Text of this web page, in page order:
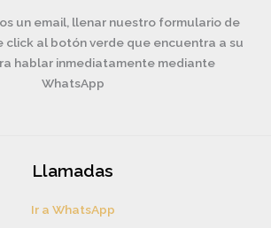
un email, llenar nuestro formulario de
click al botón verde que encuentra a su
hablar inmediatamente mediante
WhatsApp
Llamadas
Ir a WhatsApp